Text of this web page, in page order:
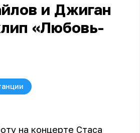
и Джиган
«Любовь-
на концерте Стаса